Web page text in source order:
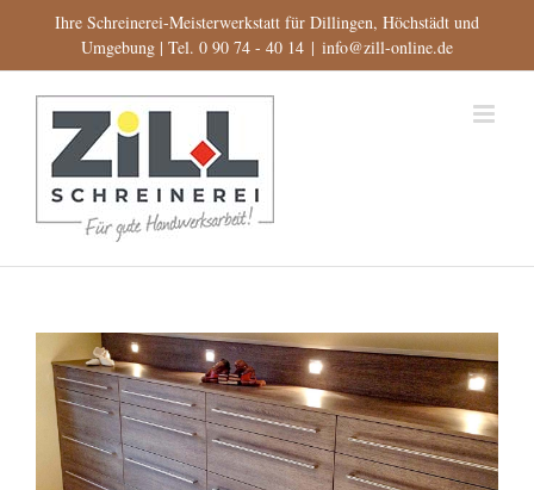
Ihre Schreinerei-Meisterwerkstatt für Dillingen, Höchstädt und
Umgebung | Tel. 0 90 74 - 40 14 | info@zill-online.de